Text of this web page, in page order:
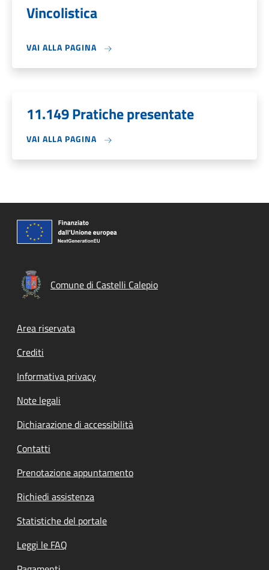
Vincolistica
VAI ALLA PAGINA
11.149 Pratiche presentate
VAI ALLA PAGINA
Comune di Castelli Calepio
Footer menu
Area riservata
Crediti
Informativa privacy
Note legali
Dichiarazione di accessibilità
Contatti
Prenotazione appuntamento
Richiedi assistenza
Statistiche del portale
Leggi le FAQ